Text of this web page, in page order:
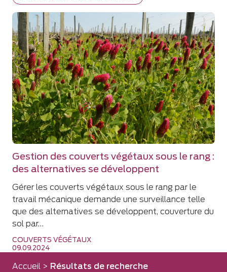
Gestion des couverts végétaux sous le rang :
des alternatives se développent
COUVERTS VÉGÉTAUX
09.09.2024
Gérer les couverts végétaux sous le rang par le
travail mécanique demande une surveillance telle
que des alternatives se développent, couverture du
sol par…
Accueil > Résultats de recherche